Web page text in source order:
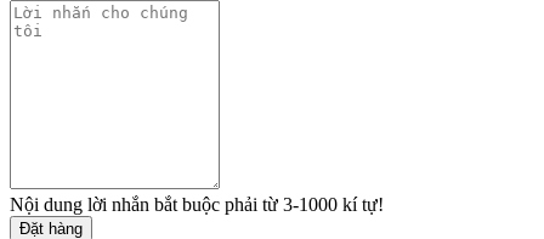
Nội dung lời nhắn bắt buộc phải từ 3-1000 kí tự!
Đặt hàng